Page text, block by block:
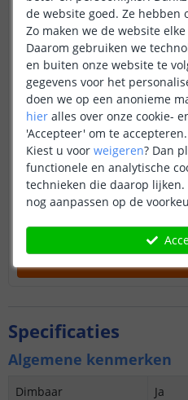
PRO | led strip Helder wit
Losse strip | 1 meter
(16 reviews)
OP VOORRAAD
IN WINKELWAGEN
Specificaties
Algemene kenmerken
Dimbaar
Ja
de website goed. Ze hebben
Zo maken we de website
Daarom gebruiken we
en buiten onze website te
gegevens voor het
doen we op een anonieme
hier alles over onze cookie-
'Accepteer' om te accepteren.
Kiest u voor weigeren? Dan
functionele en analytische
technieken die daarop
nog aanpassen op de